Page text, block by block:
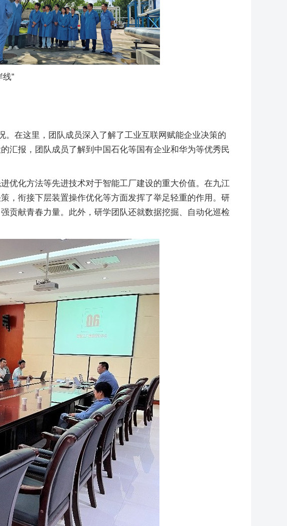
”
在这里，团队成员深入了解了工业互联网赋能企业决策的
汇报，团队成员了解到中国石化等国有企业和华为等优秀民
优化方法等先进技术对于智能工厂建设的重大价值。在九江
，衔接下层装置操作优化等方面发挥了举足轻重的作用。研
贡献青春力量。此外，研学团队还就数据挖掘、自动化巡检